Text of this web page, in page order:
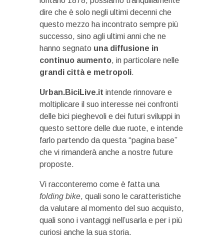
dire che è solo negli ultimi decenni che
questo mezzo ha incontrato sempre più
successo, sino agli ultimi anni che ne
hanno segnato una diffusione in
continuo aumento, in particolare nelle
grandi città e metropoli.
Urban.BiciLive.it intende rinnovare e
moltiplicare il suo interesse nei confronti
delle bici pieghevoli e dei futuri sviluppi in
questo settore delle due ruote, e intende
farlo partendo da questa “pagina base”
che vi rimanderà anche a nostre future
proposte.
Vi racconteremo come è fatta una
folding bike, quali sono le caratteristiche
da valutare al momento del suo acquisto,
quali sono i vantaggi nell’usarla e per i più
curiosi anche la sua storia.